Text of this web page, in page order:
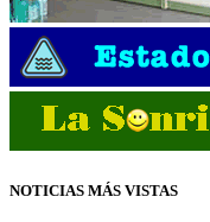
NOTICIAS MÁS VISTAS